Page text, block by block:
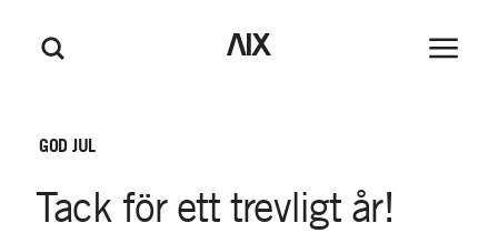
GÅ TILL HUVUDINNEHÅLL
GÅ TILL SIDFOT
M
e
AIX
Sök
GOD JUL
Tack för ett trevligt år!